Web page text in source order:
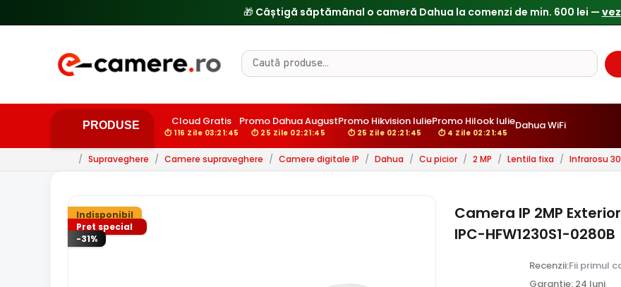
PRODUSE Cloud Gratis
⏱ 116 Zile 03:21:43
Promo Dahua August
⏱ 25 Zile 02:21:43
Promo Hikvision Iulie
⏱ 25 Zile 02:21:43
Promo Hilook Iulie
⏱ 4 Zile 02:21:43
Dahua WiFi
/ Supraveghere / Camere supraveghere / Camere digitale IP / Dahua / Cu picior / 2 MP / Lentila fixa / Infrarosu
Indisponibil
Pret special
-31%
Camera IP 2MP
IPC-HFW1230S1-0280B
Recenzii:Fii primul
Garantie: 24 luni